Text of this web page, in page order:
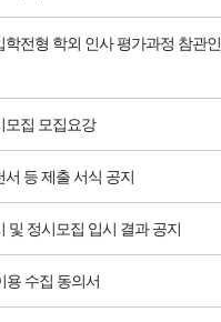
전형 학외 인사 평가과정 참관인
모집 모집요강
등 제출 서식 공지
및 정시모집 입시 결과 공지
용 수집 동의서